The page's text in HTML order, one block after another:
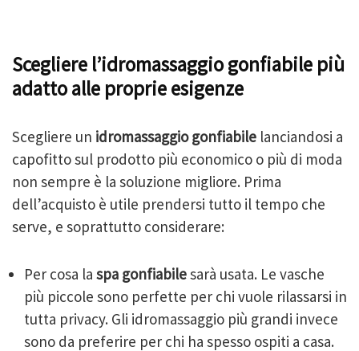
Scegliere l’idromassaggio gonfiabile più
adatto alle proprie esigenze
Scegliere un idromassaggio gonfiabile lanciandosi a
capofitto sul prodotto più economico o più di moda
non sempre è la soluzione migliore. Prima
dell’acquisto è utile prendersi tutto il tempo che
serve, e soprattutto considerare:
Per cosa la spa gonfiabilesarà usata. Le vasche
più piccole sono perfette per chi vuole rilassarsi in
tutta privacy. Gli idromassaggio più grandi invece
sono da preferire per chi ha spesso ospiti a casa.